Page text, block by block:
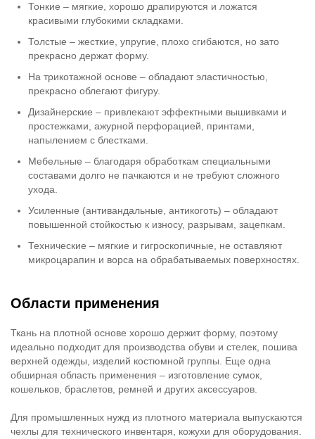
Тонкие – мягкие, хорошо драпируются и ложатся
красивыми глубокими складками.
Толстые – жесткие, упругие, плохо сгибаются, но зато
прекрасно держат форму.
На трикотажной основе – обладают эластичностью,
прекрасно облегают фигуру.
Дизайнерские – привлекают эффектными вышивками и
простежками, ажурной перфорацией, принтами,
напылением с блестками.
Мебельные – благодаря обработкам специальными
составами долго не пачкаются и не требуют сложного
ухода.
Усиленные (антивандальные, антикоготь) – обладают
повышенной стойкостью к износу, разрывам, зацепкам.
Технические – мягкие и гигроскопичные, не оставляют
микроцарапин и ворса на обрабатываемых поверхностях.
Области применения
Ткань на плотной основе хорошо держит форму, поэтому
идеально подходит для производства обуви и стелек, пошива
верхней одежды, изделий костюмной группы. Еще одна
обширная область применения – изготовление сумок,
кошельков, браслетов, ремней и других аксессуаров.
Для промышленных нужд из плотного материала выпускаются
чехлы для технического инвентаря, кожухи для оборудования.